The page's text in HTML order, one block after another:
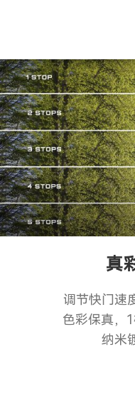
真
调节快门速
色彩保真，
纳米